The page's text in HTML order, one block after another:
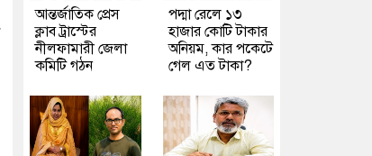
আন্তর্জাতিক প্রেস
ক্লাব ট্রাস্টের
নীলফামারী জেলা
কমিটি গঠন
পদ্মা রেলে ১৩
হাজার কোটি টাকার
অনিয়ম, কার পকেটে
গেল এত টাকা?